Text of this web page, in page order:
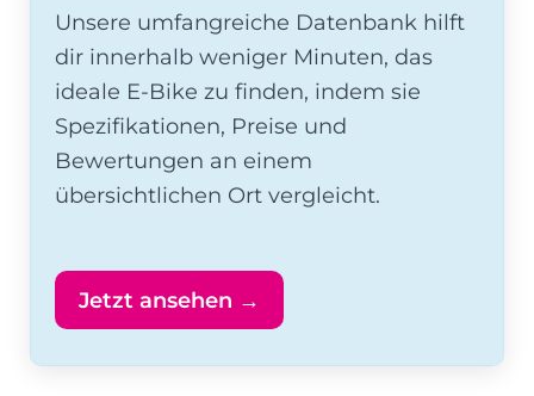
Unsere umfangreiche Datenbank hilft
dir innerhalb weniger Minuten, das
ideale E-Bike zu finden, indem sie
Spezifikationen, Preise und
Bewertungen an einem
übersichtlichen Ort vergleicht.
Jetzt ansehen →